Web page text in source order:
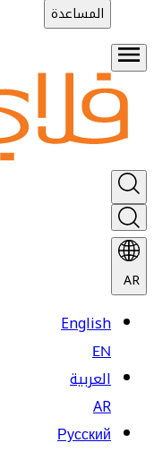
المساعدة
AR
English
EN
العربية
AR
Русский